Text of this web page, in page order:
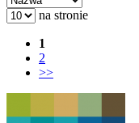
na stronie
1
2
>>